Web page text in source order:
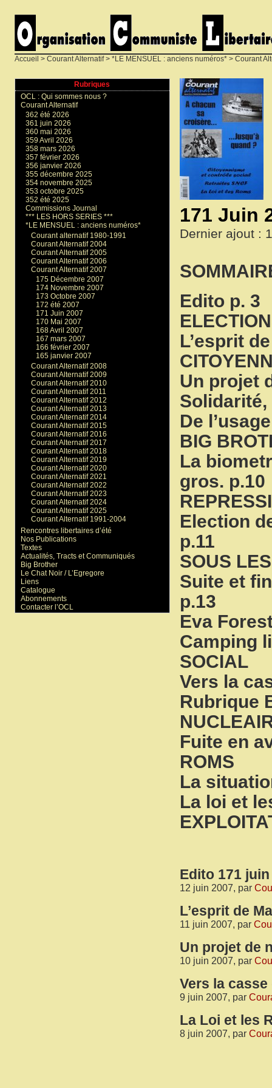
Accueil > Courant Alternatif> *LE MENSUEL : anciens numéros* > Courant
171 Juin
Dernier ajout :
Edito p. 3
L’esprit
Un projet
Solidarité,
De
BIG
La
gros. p.10
Election
p.11
SOUS
Suite et
p.13
Eva
Camping
SOCIAL
Vers la
Rubrique
Fuite en
ROMS
La
La loi et
Edito 171 juin
12 juin 2007, par
L’esprit de
11 juin 2007, par
Un projet de
10 juin 2007, par
Vers la
9 juin 2007, par
La Loi et les
8 juin 2007, par
Rubriques
OCL : Qui sommes nous ?
Courant Alternatif
362 été 2026
361 juin 2026
360 mai 2026
359 Avril 2026
358 mars 2026
357 février 2026
356 janvier 2026
355 décembre 2025
354 novembre 2025
353 octobre 2025
352 été 2025
Commissions Journal
*** LES HORS SERIES ***
*LE MENSUEL : anciens numéros*
Courant alternatif 1980-1991
Courant Alternatif 2004
Courant Alternatif 2005
Courant Alternatif 2006
Courant Alternatif 2007
175 Décembre 2007
174 Novembre 2007
173 Octobre 2007
172 été 2007
171 Juin 2007
170 Mai 2007
168 Avril 2007
167 mars 2007
166 février 2007
165 janvier 2007
Courant Alternatif 2008
Courant Alternatif 2009
Courant Alternatif 2010
Courant Alternatif 2011
Courant Alternatif 2012
Courant Alternatif 2013
Courant Alternatif 2014
Courant Alternatif 2015
Courant Alternatif 2016
Courant Alternatif 2017
Courant Alternatif 2018
Courant Alternatif 2019
Courant Alternatif 2020
Courant Alternatif 2021
Courant Alternatif 2022
Courant Alternatif 2023
Courant Alternatif 2024
Courant Alternatif 2025
Courant Alternatif 1991-2004
Rencontres libertaires d’été
Nos Publications
Textes
Actualités, Tracts et Communiqués
Big Brother
Le Chat Noir / L’Egregore
Liens
Catalogue
Abonnements
Contacter l’OCL